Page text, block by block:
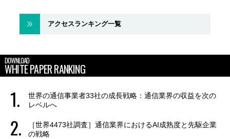
アクセスランキング一覧
DOWNLOAD
WHITE PAPER RANKING
世界の通信事業者33社の成長戦略：通信業界の収益を次の
レベルへ
［世界4473社調査］通信業界におけるAI成熟度と先駆企業
の戦略